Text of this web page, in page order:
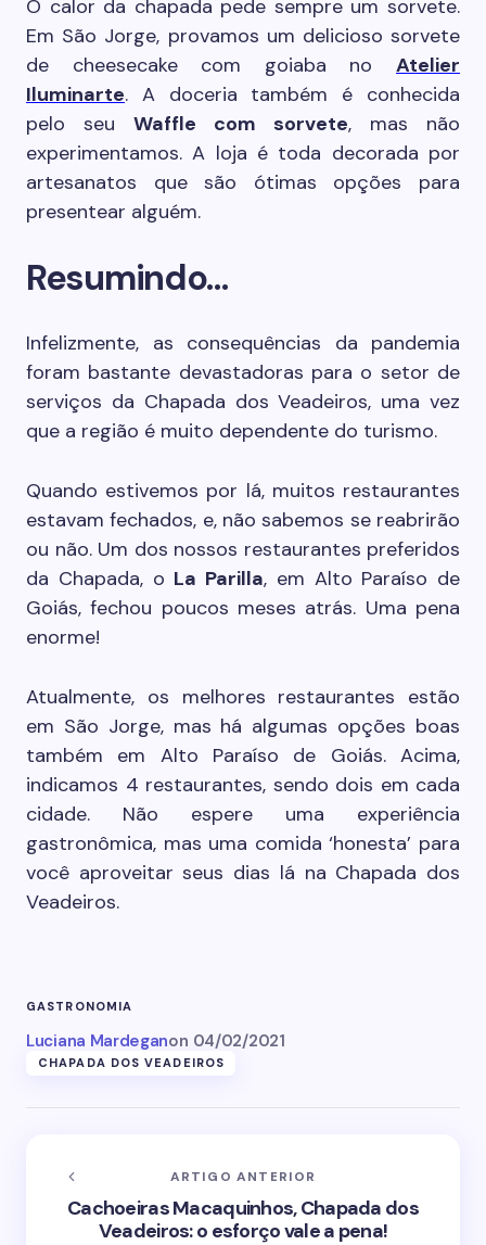
O calor da chapada pede sempre um sorvete.
Em São Jorge, provamos um delicioso sorvete
de cheesecake com goiaba no Atelier
Iluminarte. A doceria também é conhecida
pelo seu Waffle com sorvete, mas não
experimentamos. A loja é toda decorada por
artesanatos que são ótimas opções para
presentear alguém.
Resumindo…
Infelizmente, as consequências da pandemia
foram bastante devastadoras para o setor de
serviços da Chapada dos Veadeiros, uma vez
que a região é muito dependente do turismo.
Quando estivemos por lá, muitos restaurantes
estavam fechados, e, não sabemos se reabrirão
ou não. Um dos nossos restaurantes preferidos
da Chapada, o La Parilla, em Alto Paraíso de
Goiás, fechou poucos meses atrás. Uma pena
enorme!
Atualmente, os melhores restaurantes estão
em São Jorge, mas há algumas opções boas
também em Alto Paraíso de Goiás. Acima,
indicamos 4 restaurantes, sendo dois em cada
cidade. Não espere uma experiência
gastronômica, mas uma comida ‘honesta’ para
você aproveitar seus dias lá na Chapada dos
Veadeiros.
GASTRONOMIA
Luciana Mardeganon 04/02/2021
CHAPADA DOS VEADEIROS
ARTIGO ANTERIOR
Cachoeiras Macaquinhos, Chapada dos
Veadeiros: o esforço vale a pena!